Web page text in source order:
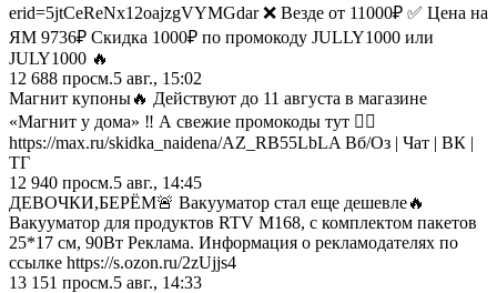
erid=5jtCeReNx12oajzgVYMGdar ❌ Везде от 11000₽ ✅ Цена на
ЯМ 9736₽ Скидка 1000₽ по промокоду JULLY1000 или
JULY1000 🔥
12 688 просм.5 авг., 15:02
Магнит купоны🔥 Действуют до 11 августа в магазине
«Магнит у дома» ‼️ А свежие промокоды тут 👉🏻
https://max.ru/skidka_naidena/AZ_RB55LbLA Вб/Оз | Чат | ВК |
ТГ
12 940 просм.5 авг., 14:45
ДЕВОЧКИ,БЕРЁМ🚨 Вакууматор стал еще дешевле🔥
Вакууматор для продуктов RTV М168, с комплектом пакетов
25*17 см, 90Вт Реклама. Информация о рекламодателях по
ссылке https://s.ozon.ru/2zUjjs4
13 151 просм.5 авг., 14:33